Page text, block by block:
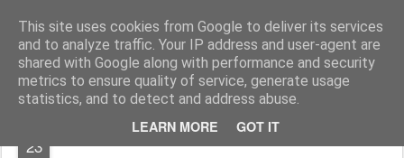
This site uses cookies from Google to deliver its services
and to analyze traffic. Your IP address and user-agent are
shared with Google along with performance and security
metrics to ensure quality of service, generate usage
statistics, and to detect and address abuse.
LEARN MORE GOT IT
Aux papilles by Virginie
23 Pains au lait à la fève Tonka